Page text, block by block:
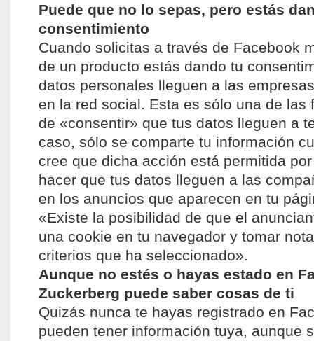
Puede que no lo sepas, pero estás
consentimiento
Cuando solicitas a través de Facebook
de un producto estás dando tu
datos personales lleguen a las
en la red social. Esta es sólo una de las
de «consentir» que tus datos lleguen a
caso, sólo se comparte tu información
cree que dicha acción está permitida
hacer que tus datos lleguen a las
en los anuncios que aparecen en tu
«Existe la posibilidad de que el
una cookie en tu navegador y tomar
criterios que ha seleccionado».
Aunque no estés o hayas estado en
Zuckerberg puede saber cosas de ti
Quizás nunca te hayas registrado en
pueden tener información tuya, aunque